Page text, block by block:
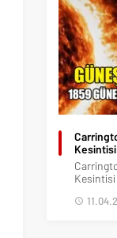
Kesintisi
Kesintisi